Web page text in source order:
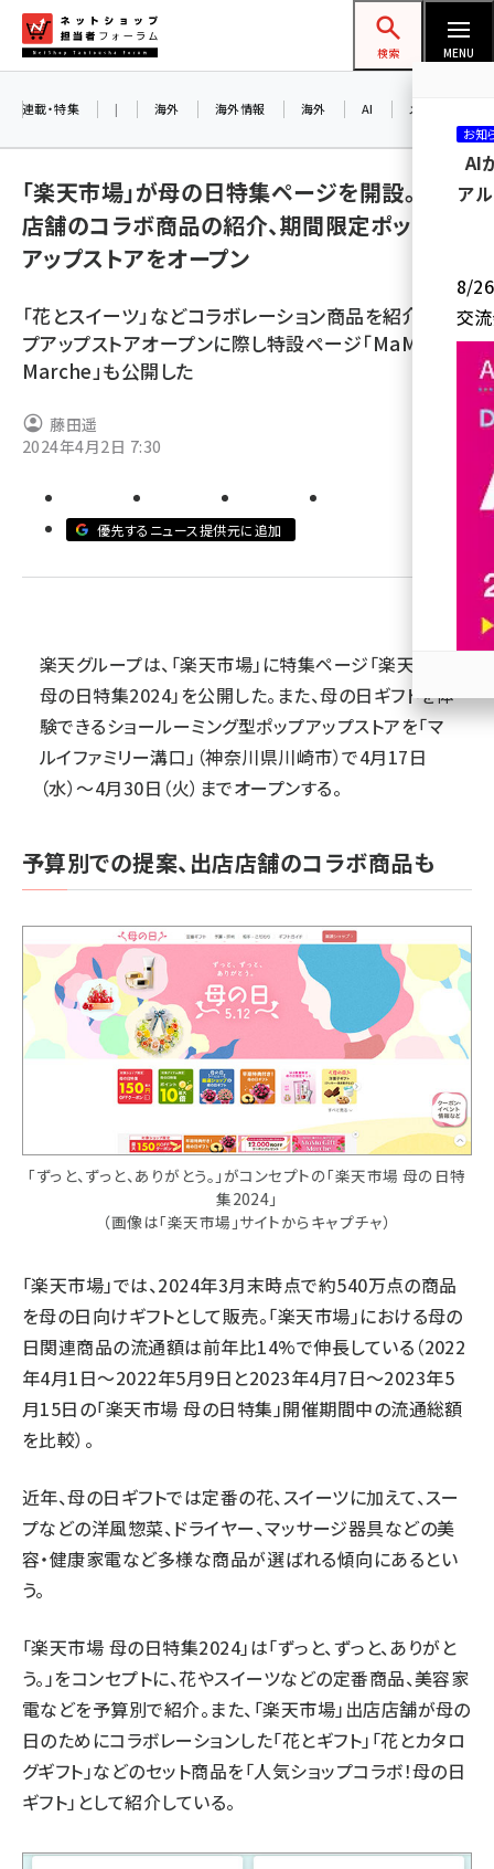
ン
ネットショップ担当者フォーラム
検索 MENU
amazon (2258)
楽天 (1874)
ecbeing (1211)
アスクル (1122)
base (1083)
ビィ・フォアード (777)
revico (744)
連載・特集 | 海外 海外情報 海外 AI メタバース
「楽天市場」が母の日特集ページを開設。出店
店舗のコラボ商品の紹介、期間限定ポップ
アップストアをオープン
「花とスイーツ」などコラボレーション商品を紹介。ポッ
プアップストアオープンに際し特設ページ「MaMa Gift
Marche」も公開した
藤田遥
2024年4月2日 7:30
優先するニュース提供元に追加
楽天グループは、「楽天市場」に特集ページ「楽天市場
母の日特集2024」を公開した。また、母の日ギフトを体
験できるショールーミング型ポップアップストアを「マ
ルイファミリー溝口」（神奈川県川崎市）で4月17日
（水）～4月30日（火）までオープンする。
予算別での提案、出店店舗のコラボ商品も
「ずっと、ずっと、ありがとう。」がコンセプトの「楽天市場 母の日特
集2024」
（画像は「楽天市場」サイトからキャプチャ）
「楽天市場」では、2024年3月末時点で約540万点の商品
を母の日向けギフトとして販売。「楽天市場」における母の
日関連商品の流通額は前年比14%で伸長している（2022
年4月1日～2022年5月9日と2023年4月7日～2023年5
月15日の「楽天市場 母の日特集」開催期間中の流通総額
を比較）。
近年、母の日ギフトでは定番の花、スイーツに加えて、スー
プなどの洋風惣菜、ドライヤー、マッサージ器具などの美
容・健康家電など多様な商品が選ばれる傾向にあるとい
う。
「楽天市場 母の日特集2024」は「ずっと、ずっと、ありがと
う。」をコンセプトに、花やスイーツなどの定番商品、美容家
電などを予算別で紹介。また、「楽天市場」出店店舗が母の
日のためにコラボレーションした「花とギフト」「花とカタロ
グギフト」などのセット商品を「人気ショップコラボ！母の日
ギフト」として紹介している。
お知
AI
ア
8/26
交
参